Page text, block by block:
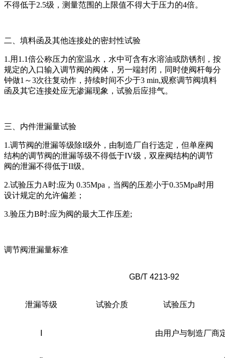
不得低于2.5级，测量范围的上限值不得大于压力的4倍。
二、填料函及其他连接处的密封性试验
1.用1.1倍公称压力的室温水，水中可含有水溶油或防锈剂，按
规定的入口输入调节阀的阀体，另一端封闭，同时使阀杆每分
钟做1～3次往复动作，持续时间不少于3 min,观察调节阀填料
函及其它连接处应无渗漏现象，试验后应排气。
三、内件泄漏量试验
1.调节阀的泄漏等级除I级外，由制造厂自行选定，但单座阀
结构的调节阀的泄漏等级不得低于IV级，双座阀结构的调节
阀的泄漏不得低于II级。
2.试验压力A时:应为 0.35Mpa，当阀的压差小于0.35Mpa时用
设计规定的允许偏差；
3.验压力B时:应为阀的最大工作压差;
调节阀泄漏量标准
GB/T 4213-92
泄漏等级 试验介质 试验压力
由用户与制造厂商